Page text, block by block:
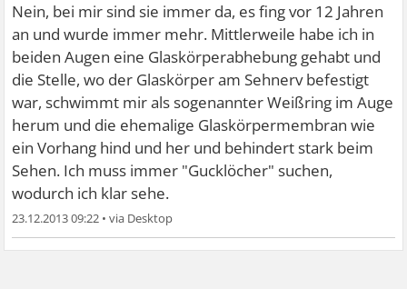
Nein, bei mir sind sie immer da, es fing vor 12 Jahren
an und wurde immer mehr. Mittlerweile habe ich in
beiden Augen eine Glaskörperabhebung gehabt und
die Stelle, wo der Glaskörper am Sehnerv befestigt
war, schwimmt mir als sogenannter Weißring im Auge
herum und die ehemalige Glaskörpermembran wie
ein Vorhang hind und her und behindert stark beim
Sehen. Ich muss immer "Gucklöcher" suchen,
wodurch ich klar sehe.
23.12.2013 09:22 •